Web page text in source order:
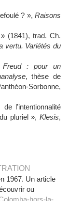
? », Raisons
(1841), trad. Ch.
vertu. Variétés du
Freud : pour un
, thèse de
Sorbonne,
l’intentionnalité
pluriel », Klesis,
1967. Un article
ou
hors-la-